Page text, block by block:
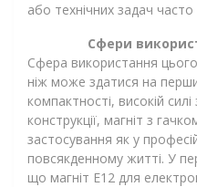
або технічних задач
Сфери
Сфера використання
ніж може здатися на
компактності, високій
конструкції, магніт з
застосування як у
повсякденному житті. У
що магніт Е12 для